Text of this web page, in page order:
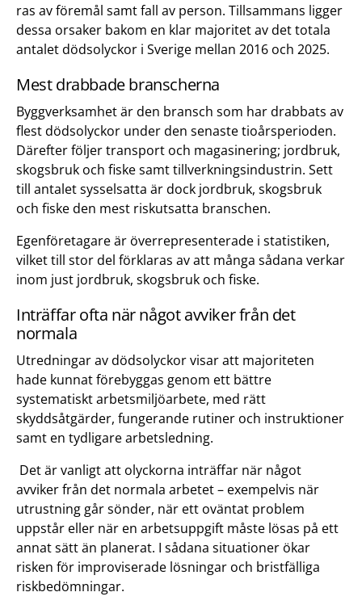
ras av föremål samt fall av person. Tillsammans ligger
dessa orsaker bakom en klar majoritet av det totala
antalet dödsolyckor i Sverige mellan 2016 och 2025.
Mest drabbade branscherna
Byggverksamhet är den bransch som har drabbats av
flest dödsolyckor under den senaste tioårsperioden.
Därefter följer transport och magasinering; jordbruk,
skogsbruk och fiske samt tillverkningsindustrin. Sett
till antalet sysselsatta är dock jordbruk, skogsbruk
och fiske den mest riskutsatta branschen.
Egenföretagare är överrepresenterade i statistiken,
vilket till stor del förklaras av att många sådana verkar
inom just jordbruk, skogsbruk och fiske.
Inträffar ofta när något avviker från det
normala
Utredningar av dödsolyckor visar att majoriteten
hade kunnat förebyggas genom ett bättre
systematiskt arbetsmiljöarbete, med rätt
skyddsåtgärder, fungerande rutiner och instruktioner
samt en tydligare arbetsledning.
Det är vanligt att olyckorna inträffar när något
avviker från det normala arbetet – exempelvis när
utrustning går sönder, när ett oväntat problem
uppstår eller när en arbetsuppgift måste lösas på ett
annat sätt än planerat. I sådana situationer ökar
risken för improviserade lösningar och bristfälliga
riskbedömningar.